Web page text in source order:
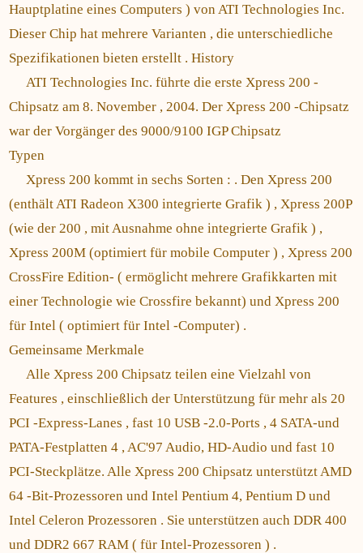
Hauptplatine eines Computers ) von ATI Technologies Inc.
Dieser Chip hat mehrere Varianten , die unterschiedliche
Spezifikationen bieten erstellt . History
ATI Technologies Inc. führte die erste Xpress 200 -
Chipsatz am 8. November , 2004. Der Xpress 200 -Chipsatz
war der Vorgänger des 9000/9100 IGP Chipsatz
Typen
Xpress 200 kommt in sechs Sorten : . Den Xpress 200
(enthält ATI Radeon X300 integrierte Grafik ) , Xpress 200P
(wie der 200 , mit Ausnahme ohne integrierte Grafik ) ,
Xpress 200M (optimiert für mobile Computer ) , Xpress 200
CrossFire Edition- ( ermöglicht mehrere Grafikkarten mit
einer Technologie wie Crossfire bekannt) und Xpress 200
für Intel ( optimiert für Intel -Computer) .
Gemeinsame Merkmale
Alle Xpress 200 Chipsatz teilen eine Vielzahl von
Features , einschließlich der Unterstützung für mehr als 20
PCI -Express-Lanes , fast 10 USB -2.0-Ports , 4 SATA-und
PATA-Festplatten 4 , AC'97 Audio, HD-Audio und fast 10
PCI-Steckplätze. Alle Xpress 200 Chipsatz unterstützt AMD
64 -Bit-Prozessoren und Intel Pentium 4, Pentium D und
Intel Celeron Prozessoren . Sie unterstützen auch DDR 400
und DDR2 667 RAM ( für Intel-Prozessoren ) .